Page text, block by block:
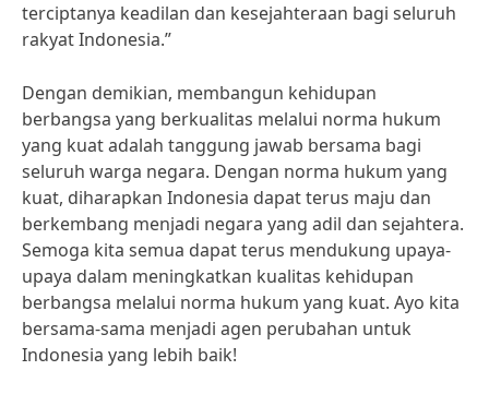
terciptanya keadilan dan kesejahteraan bagi seluruh
rakyat Indonesia.”
Dengan demikian, membangun kehidupan
berbangsa yang berkualitas melalui norma hukum
yang kuat adalah tanggung jawab bersama bagi
seluruh warga negara. Dengan norma hukum yang
kuat, diharapkan Indonesia dapat terus maju dan
berkembang menjadi negara yang adil dan sejahtera.
Semoga kita semua dapat terus mendukung upaya-
upaya dalam meningkatkan kualitas kehidupan
berbangsa melalui norma hukum yang kuat. Ayo kita
bersama-sama menjadi agen perubahan untuk
Indonesia yang lebih baik!